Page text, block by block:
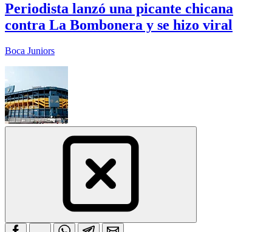
Periodista lanzó una picante chicana
contra La Bombonera y se hizo viral
Boca Juniors